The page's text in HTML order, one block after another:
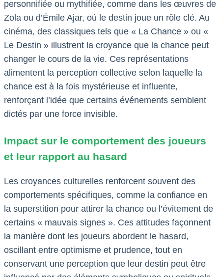
personnifiée ou mythifiée, comme dans les œuvres de
Zola ou d’Émile Ajar, où le destin joue un rôle clé. Au
cinéma, des classiques tels que « La Chance » ou «
Le Destin » illustrent la croyance que la chance peut
changer le cours de la vie. Ces représentations
alimentent la perception collective selon laquelle la
chance est à la fois mystérieuse et influente,
renforçant l’idée que certains événements semblent
dictés par une force invisible.
Impact sur le comportement des joueurs
et leur rapport au hasard
Les croyances culturelles renforcent souvent des
comportements spécifiques, comme la confiance en
la superstition pour attirer la chance ou l’évitement de
certains « mauvais signes ». Ces attitudes façonnent
la manière dont les joueurs abordent le hasard,
oscillant entre optimisme et prudence, tout en
conservant une perception que leur destin peut être